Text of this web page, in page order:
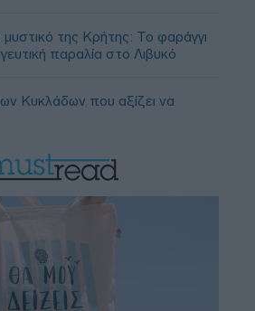
της Κρήτης: Το φαράγγι
παραλία στο Λιβυκό
Κυκλάδων που αξίζει να